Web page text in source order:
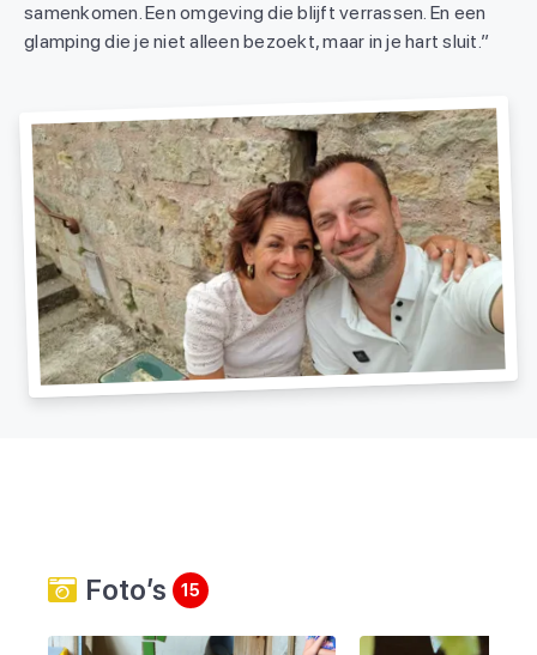
samenkomen. Een omgeving die blijft verrassen. En een
glamping die je niet alleen bezoekt, maar in je hart sluit.”
Foto’s 15